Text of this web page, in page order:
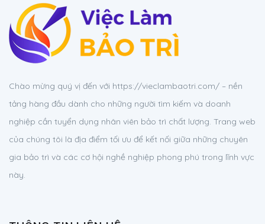
Chào mừng quý vị đến với https://vieclambaotri.com/ – nền
tảng hàng đầu dành cho những người tìm kiếm và doanh
nghiệp cần tuyển dụng nhân viên bảo trì chất lượng. Trang web
của chúng tôi là địa điểm tối ưu để kết nối giữa những chuyên
gia bảo trì và các cơ hội nghề nghiệp phong phú trong lĩnh vực
này.